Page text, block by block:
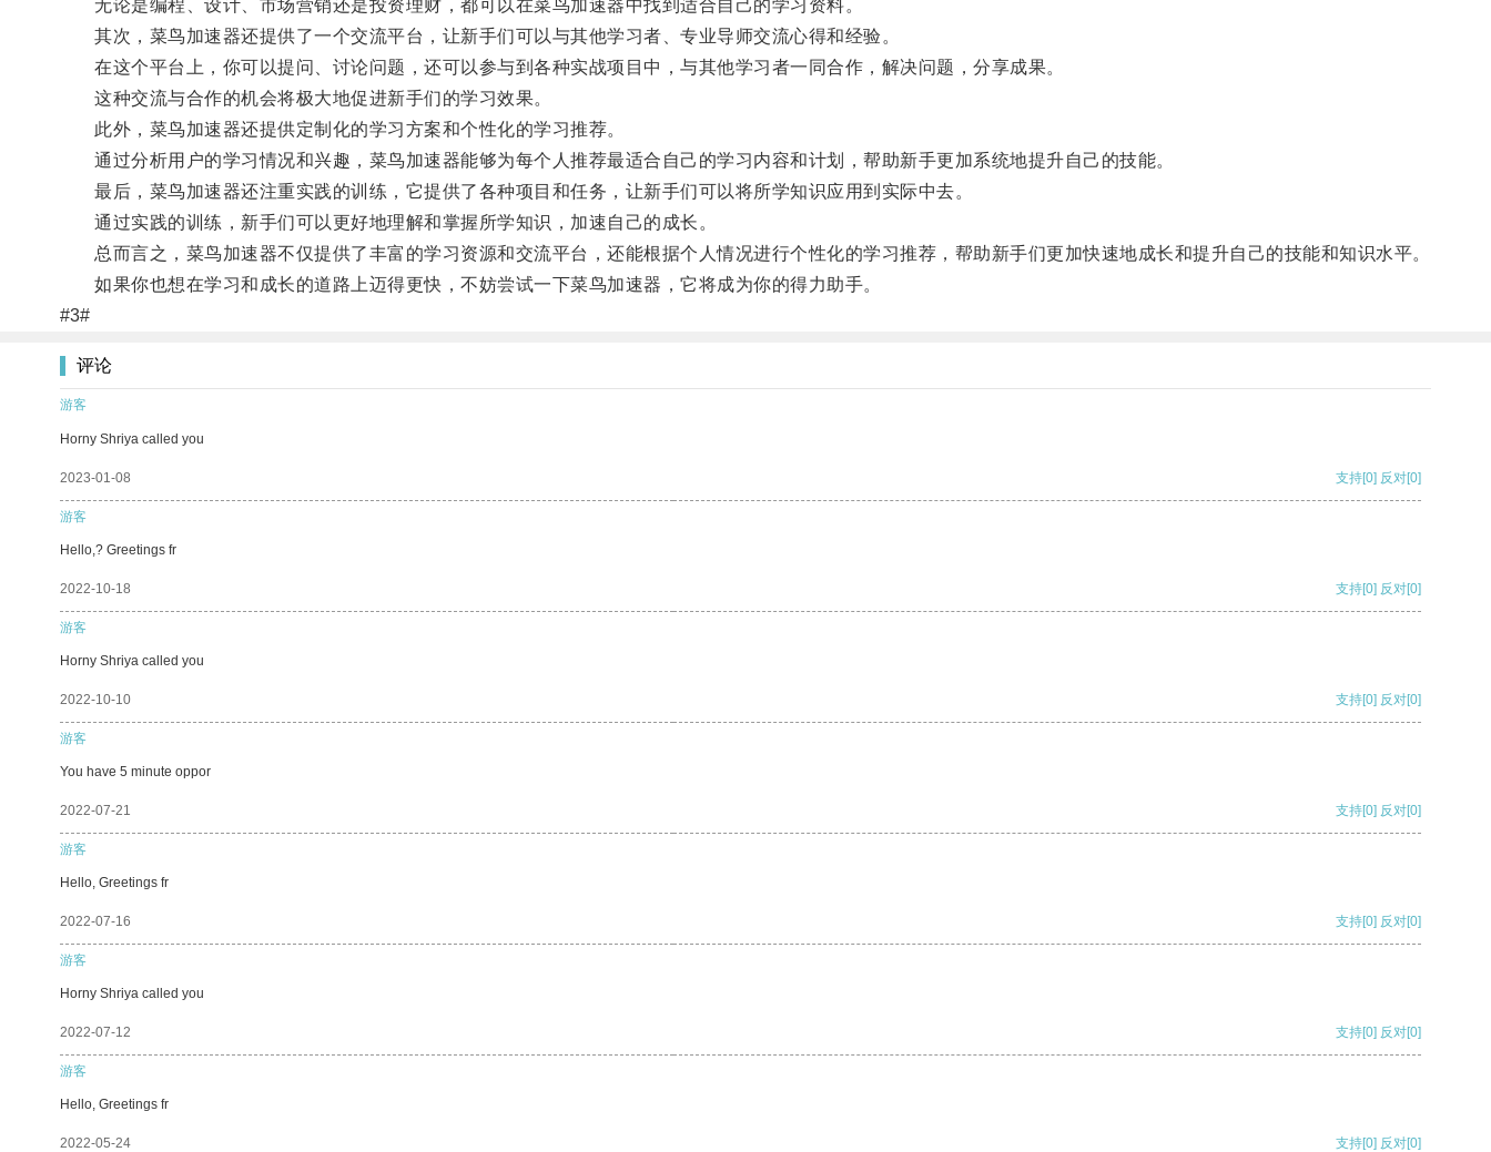
无论是编程、设计、市场营销还是投资理财，都可以在菜鸟加速器中找到适合自己的学习资料。
其次，菜鸟加速器还提供了一个交流平台，让新手们可以与其他学习者、专业导师交流心得和经验。
在这个平台上，你可以提问、讨论问题，还可以参与到各种实战项目中，与其他学习者一同合作，解决问题，分享成果。
这种交流与合作的机会将极大地促进新手们的学习效果。
此外，菜鸟加速器还提供定制化的学习方案和个性化的学习推荐。
通过分析用户的学习情况和兴趣，菜鸟加速器能够为每个人推荐最适合自己的学习内容和计划，帮助新手更加系统地提升自己的技能。
最后，菜鸟加速器还注重实践的训练，它提供了各种项目和任务，让新手们可以将所学知识应用到实际中去。
通过实践的训练，新手们可以更好地理解和掌握所学知识，加速自己的成长。
总而言之，菜鸟加速器不仅提供了丰富的学习资源和交流平台，还能根据个人情况进行个性化的学习推荐，帮助新手们更加快速地成长和提升自己的技能和知识水平。
如果你也想在学习和成长的道路上迈得更快，不妨尝试一下菜鸟加速器，它将成为你的得力助手。
#3#
评论
游客
Horny Shriya called you
2023-01-08 支持[0] 反对[0]
游客
Hello,? Greetings fr
2022-10-18 支持[0] 反对[0]
游客
Horny Shriya called you
2022-10-10 支持[0] 反对[0]
游客
You have 5 minute oppor
2022-07-21 支持[0] 反对[0]
游客
Hello, Greetings fr
2022-07-16 支持[0] 反对[0]
游客
Horny Shriya called you
2022-07-12 支持[0] 反对[0]
游客
Hello, Greetings fr
2022-05-24 支持[0] 反对[0]